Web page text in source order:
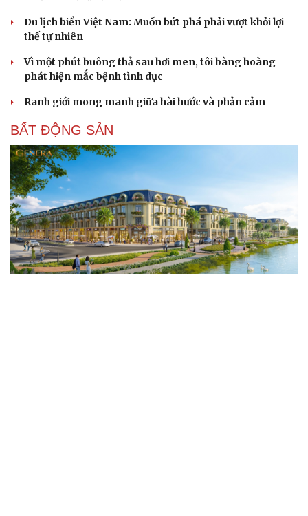
"Loạn" biển hiệu tiếng nước ngoài: Đã đến lúc
chấn chỉnh
Lời đề nghị của người tình trẻ về chuyện có con chung
khiến tôi bế tắc ở tuổi 80
Du lịch biển Việt Nam: Muốn bứt phá phải vượt khỏi lợi
thế tự nhiên
Vì một phút buông thả sau hơi men, tôi bàng hoàng
phát hiện mắc bệnh tình dục
Ranh giới mong manh giữa hài hước và phản cảm